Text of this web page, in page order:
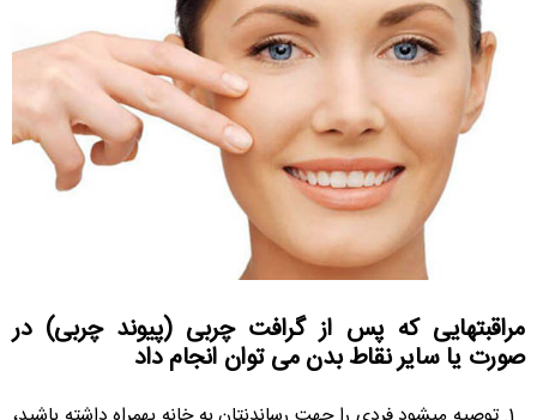
مراقبتهایی که پس از گرافت چربی (پیوند چربى) در
صورت یا سایر نقاط بدن می توان انجام داد